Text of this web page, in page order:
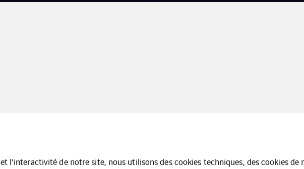
l’interactivité de notre site, nous utilisons des cookies techniques, des cookies de